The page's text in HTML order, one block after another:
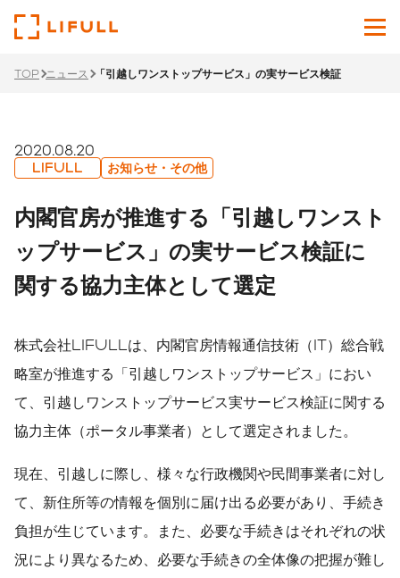
Japanese English
サービス
ニュース
サステナビリティ
TOP ニュース 「引越しワンストップサービス」の実サービス検証
2020.08.20
LIFULL お知らせ・その他
内閣官房が推進する「引越しワンスト
ップサービス」の実サービス検証に
関する協力主体として選定
株式会社LIFULLは、内閣官房情報通信技術（IT）総合戦
略室が推進する「引越しワンストップサービス」におい
て、引越しワンストップサービス実サービス検証に関する
協力主体（ポータル事業者）として選定されました。
現在、引越しに際し、様々な行政機関や民間事業者に対し
て、新住所等の情報を個別に届け出る必要があり、手続き
負担が生じています。また、必要な手続きはそれぞれの状
況により異なるため、必要な手続きの全体像の把握が難し